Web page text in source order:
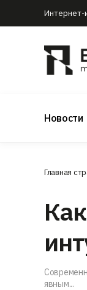
Интернет-
Новости
Главная
явным...